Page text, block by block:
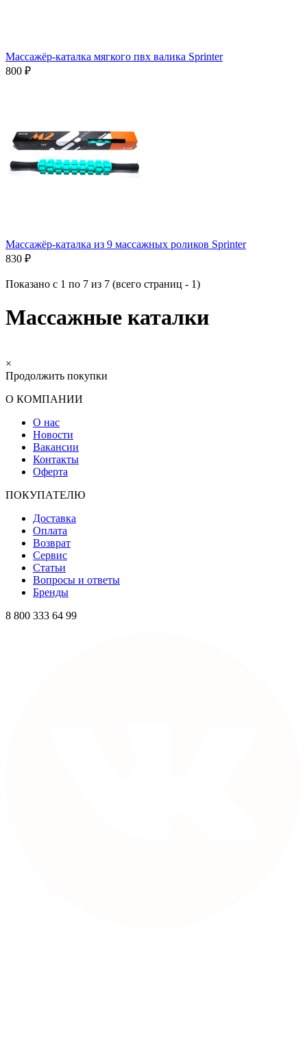
Массажёр-каталка мягкого пвх валика Sprinter
800 ₽
Массажёр-каталка из 9 массажных роликов Sprinter
830 ₽
Показано с 1 по 7 из 7 (всего страниц - 1)
Массажные каталки
×
Продолжить покупки
О КОМПАНИИ
О нас
Новости
Вакансии
Контакты
Оферта
ПОКУПАТЕЛЮ
Доставка
Оплата
Возврат
Сервис
Статьи
Вопросы и ответы
Бренды
8 800 333 64 99